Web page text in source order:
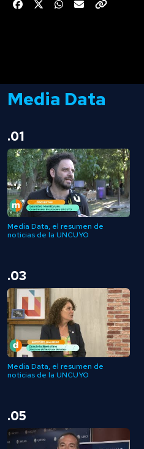
Media Data
.01
Media Data, el resumen de
noticias de la UNCUYO
.03
Media Data, el resumen de
noticias de la UNCUYO
.05